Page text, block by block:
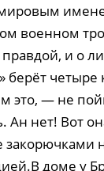
военном
и о
берёт
это, — не
Ан нет! Вот
закорючками
доме у